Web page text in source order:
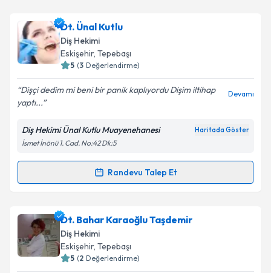
Uzm. Dt. Aytuğ Özbek
oluşturun. Size bu uzmandan randevu almanız için bir
takvim hazırlandığında e-posta ile bilgilendireceğiz.
Kişisel verilerimin işlenmesine ilişkin
Aydınlatma
Metni'ni okudum ve kişisel verilerimin belirtilen
kapsamda işlenmesini kabul ediyorum.
Dt. Ünal Kutlu
Diş Hekimi
Eskişehir, Tepebaşı
5 (3 Değerlendirme)
Dişçi dedim mi beni bir panik kaplıyordu Dişim iltihap
yaptı...
Devamı
Diş Hekimi Ünal Kutlu Muayenehanesi Haritada Göster
İsmet İnönü 1. Cad. No:42 Dk:5
Randevu Talep Et
Randevu Takvimi Talebi
Dt. Ünal Kutluiçin randevu takvimi talebi oluşturun.
Size bu uzmandan randevu almanız için bir takvim
hazırlandığında e-posta ile bilgilendireceğiz.
Dt. Bahar Karaoğlu Taşdemir
Diş Hekimi
Eskişehir, Tepebaşı
5 (2 Değerlendirme)